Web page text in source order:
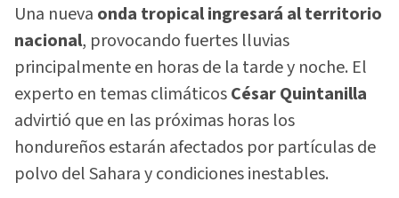
Una nueva onda tropical ingresará al territorio
nacional, provocando fuertes lluvias
principalmente en horas de la tarde y noche. El
experto en temas climáticosCésar Quintanilla
advirtió que en las próximas horas los
hondureños estarán afectados por partículas de
polvo del Sahara y condiciones inestables.